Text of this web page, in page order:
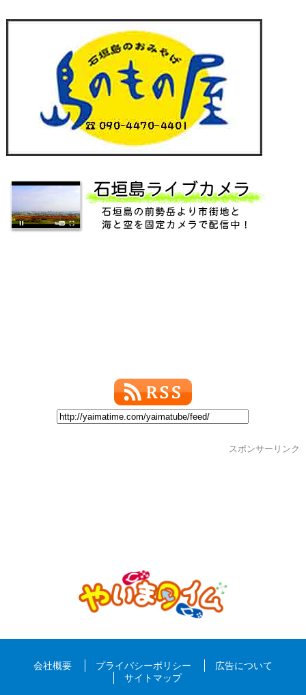
スポンサーリンク
会社概要 プライバシーポリシー
広告について
サイトマップ